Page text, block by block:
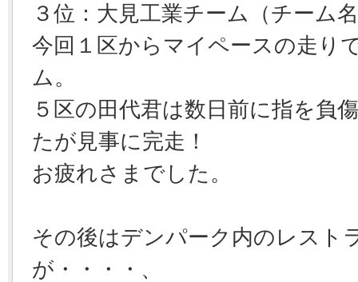
３位：大見工業チーム（チーム
今回１区からマイペースの走り
ム。
５区の田代君は数日前に指を負
たが見事に完走！
お疲れさまでした。
その後はデンパーク内のレスト
が・・・・、